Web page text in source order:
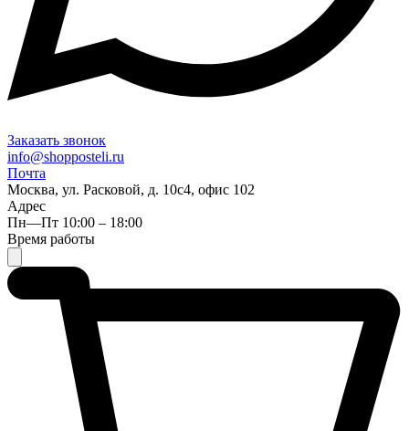
Заказать звонок
info@shopposteli.ru
Почта
Москва, ул. Расковой, д. 10с4, офис 102
Адрес
Пн—Пт 10:00 – 18:00
Время работы